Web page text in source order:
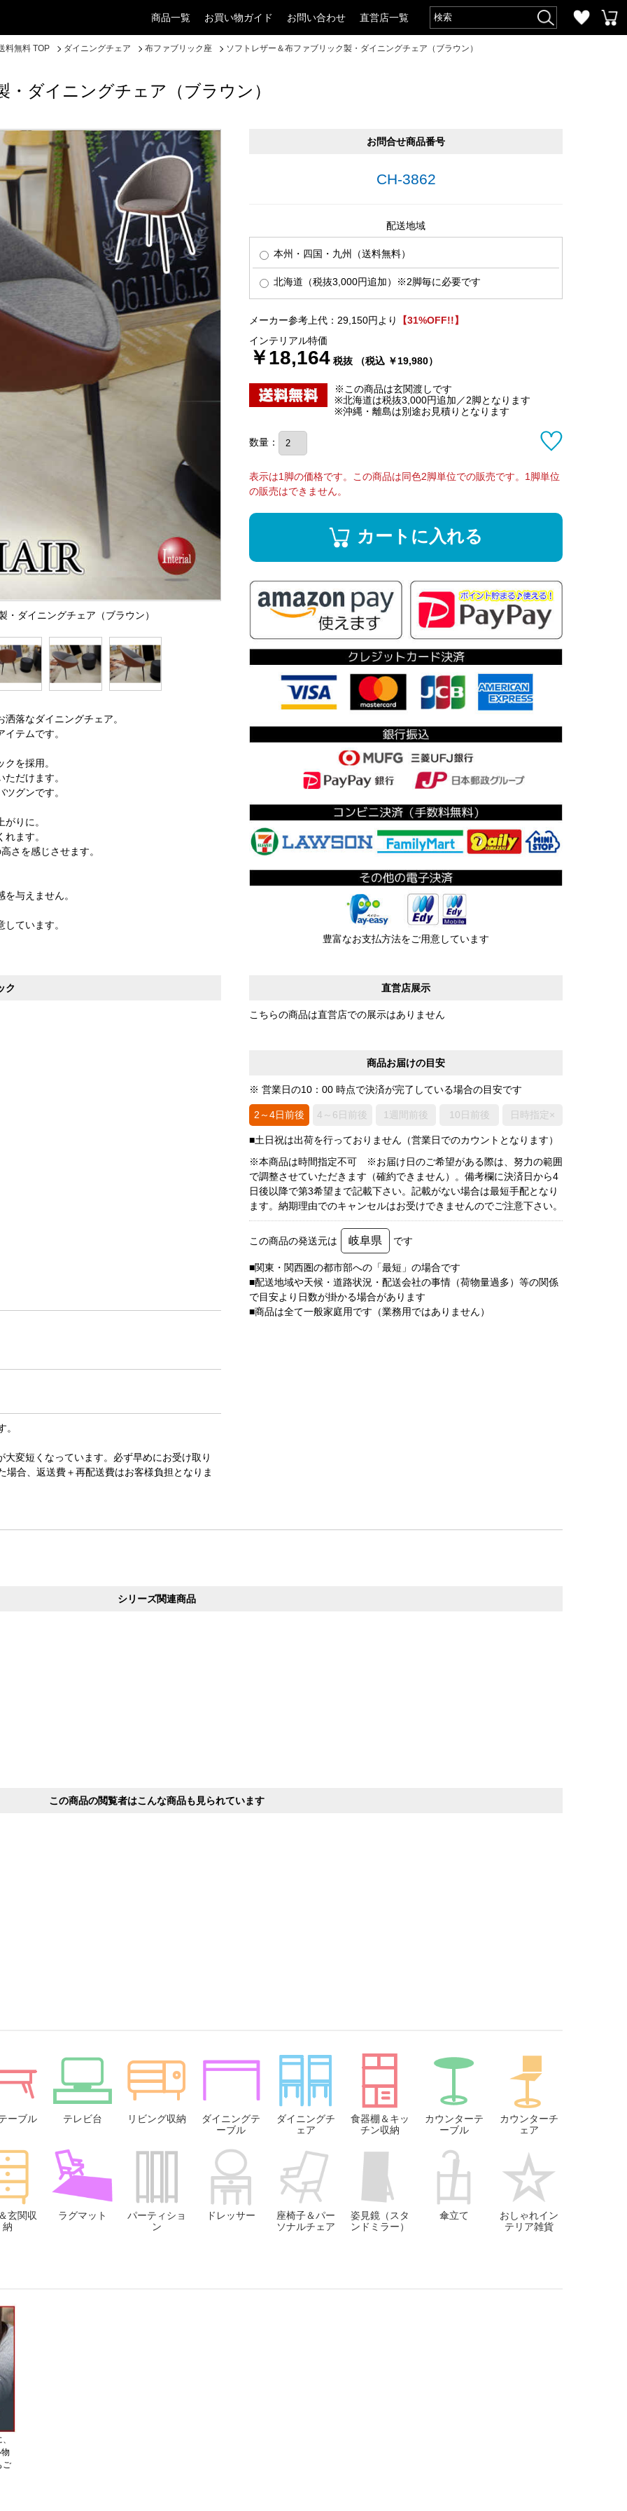
商品一覧 お買い物ガイド お問い合わせ 直営店一覧
料無料 TOP ダイニングチェア 布ファブリック座 ソフトレザー＆布ファブリック製・ダイニングチェア（ブラウン）
ダイニングチェア（ブラウン）
ダイニングチェア（ブラウン）
落なダイニングチェア。
テムです。
を採用。
だけます。
グンです。
りに。
ます。
さを感じさせます。
与えません。
ています。
お問合せ商品番号
CH-3862
配送地域
本州・四国・九州（送料無料）
北海道（税抜3,000円追加）※2脚毎に必要です
メーカー参考上代：29,150円より
【31%OFF!!】
インテリアル特価
￥18,164 税抜 （税込 ￥19,980）
※この商品は玄関渡しです
※北海道は税抜3,000円追加／2脚となります
※沖縄・離島は別途お見積りとなります
数量：
表示は1脚の価格です。この商品は同色2脚単位での販売です。1脚単位
の販売はできません。
カートに入れる
豊富なお支払方法をご用意しています
直営店展示
こちらの商品は直営店での展示はありません
商品お届けの目安
※ 営業日の10：00 時点で決済が完了している場合の目安です
2～4日前後 4～6日前後 1週間前後 10日前後 日時指定×
■土日祝は出荷を行っておりません（営業日でのカウントとなります）
※本商品は時間指定不可 ※お届け日のご希望がある際は、努力の範囲
で調整させていただきます（確約できません）。備考欄に決済日から4
日後以降で第3希望まで記載下さい。記載がない場合は最短手配となり
ます。納期理由でのキャンセルはお受けできませんのでご注意下さい。
この商品の発送元は 岐阜県 です
■関東・関西圏の都市部への「最短」の場合です
■配送地域や天候・道路状況・配送会社の事情（荷物量過多）等の関係
で目安より日数が掛かる場合があります
■商品は全て一般家庭用です（業務用ではありません）
ク
変短くなっています。必ず早めにお受け取り
合、返送費＋再配送費はお客様負担となりま
シリーズ関連商品
この商品の閲覧者はこんな商品も見られています
ーブル テレビ台 リビング収納
ダイニングテ
ーブル
ダイニングチ
ェア
食器棚＆キッ
チン収納
カウンターテ
ーブル
カウンターチ
ェア
玄関収
納
ラグマット
パーティショ
ン
ドレッサー
座椅子＆パー
ソナルチェア
姿見鏡（スタ
ンドミラー）
傘立て
おしゃれイン
テリア雑貨
ご